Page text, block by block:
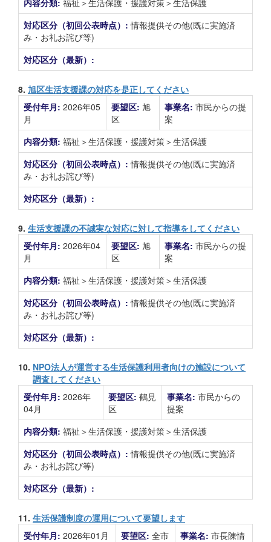
内容分類: 福祉＞生活保護・援護対策＞生活保護
対応区分（初回公表時点）:情報提供その他(既に実施済
み・お礼お詫び等)
対応区分（最新）:
8. 旭区生活支援課の対応を是正してください
受付年月: 2026年05
月
要望区: 旭
区
事業名: 市民からの提
案
内容分類: 福祉＞生活保護・援護対策＞生活保護
対応区分（初回公表時点）:情報提供その他(既に実施済
み・お礼お詫び等)
対応区分（最新）:
9. 生活支援課の不誠実な対応に対して指導をしてください
受付年月: 2026年04
月
要望区: 旭
区
事業名: 市民からの提
案
内容分類: 福祉＞生活保護・援護対策＞生活保護
対応区分（初回公表時点）:情報提供その他(既に実施済
み・お礼お詫び等)
対応区分（最新）:
10. NPO法人が運営する生活保護利用者向けの施設について
調査してください
受付年月: 2026年
04月
要望区: 鶴見
区
事業名: 市民からの
提案
内容分類: 福祉＞生活保護・援護対策＞生活保護
対応区分（初回公表時点）:情報提供その他(既に実施済
み・お礼お詫び等)
対応区分（最新）:
11. 生活保護制度の運用について要望します
受付年月: 2026年01月 要望区: 全市 事業名: 市長陳情